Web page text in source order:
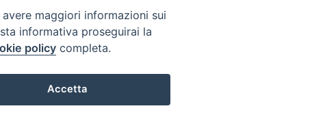
maggiori informazioni sui
informativa proseguirai la
policy completa.
Accetta